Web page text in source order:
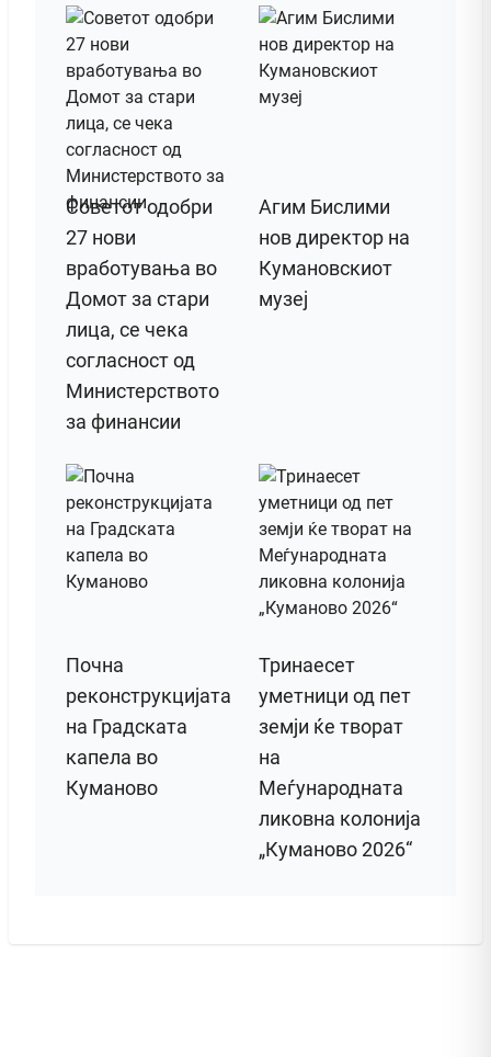
Советот одобри
27 нови
вработувања во
Домот за стари
лица, се чека
согласност од
Министерството
за финансии
Агим Бислими
нов директор на
Кумановскиот
музеј
Почна
реконструкцијата
на Градската
капела во
Куманово
Тринаесет
уметници од пет
земји ќе творат
на
Меѓународната
ликовна колонија
„Куманово 2026“